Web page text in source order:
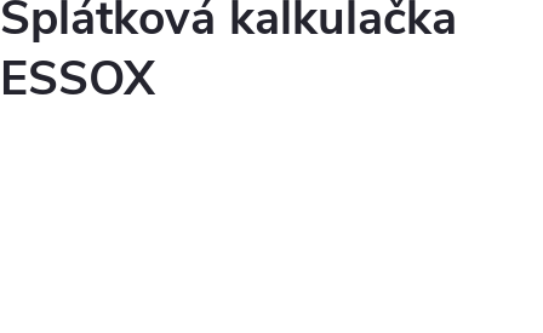
Splátková kalkulačka
ESSOX